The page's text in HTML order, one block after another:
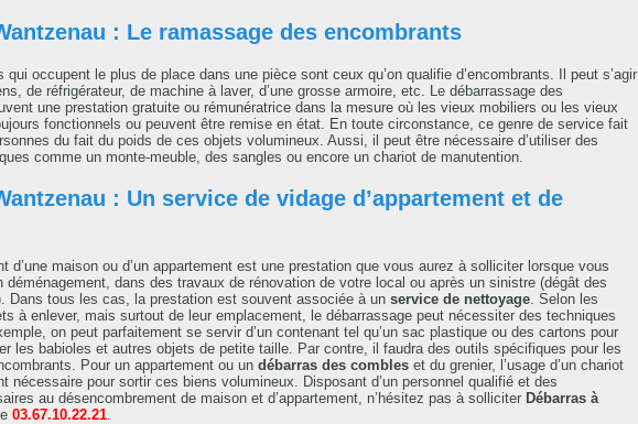
: Le ramassage des encombrants
qui occupent le plus de place dans une pièce sont ceux qu’on qualifie d’encombrants. Il peut s’agir
de réfrigérateur, de machine à laver, d’une grosse armoire, etc. Le débarrassage des
une prestation gratuite ou rémunératrice dans la mesure où les vieux mobiliers ou les vieux
fonctionnels ou peuvent être remise en état. En toute circonstance, ce genre de service fait
du fait du poids de ces objets volumineux. Aussi, il peut être nécessaire d’utiliser des
comme un monte-meuble, des sangles ou encore un chariot de manutention.
: Un service de vidage d’appartement et de
d’une maison ou d’un appartement est une prestation que vous aurez à solliciter lorsque vous
déménagement, dans des travaux de rénovation de votre local ou après un sinistre (dégât des
Dans tous les cas, la prestation est souvent associée à un service de nettoyage. Selon les
à enlever, mais surtout de leur emplacement, le débarrassage peut nécessiter des techniques
on peut parfaitement se servir d’un contenant tel qu’un sac plastique ou des cartons pour
les babioles et autres objets de petite taille. Par contre, il faudra des outils spécifiques pour les
Pour un appartement ou un débarras des combles et du grenier, l’usage d’un chariot
nécessaire pour sortir ces biens volumineux. Disposant d’un personnel qualifié et des
au désencombrement de maison et d’appartement, n’hésitez pas à solliciter Débarras à
03.67.10.22.21.